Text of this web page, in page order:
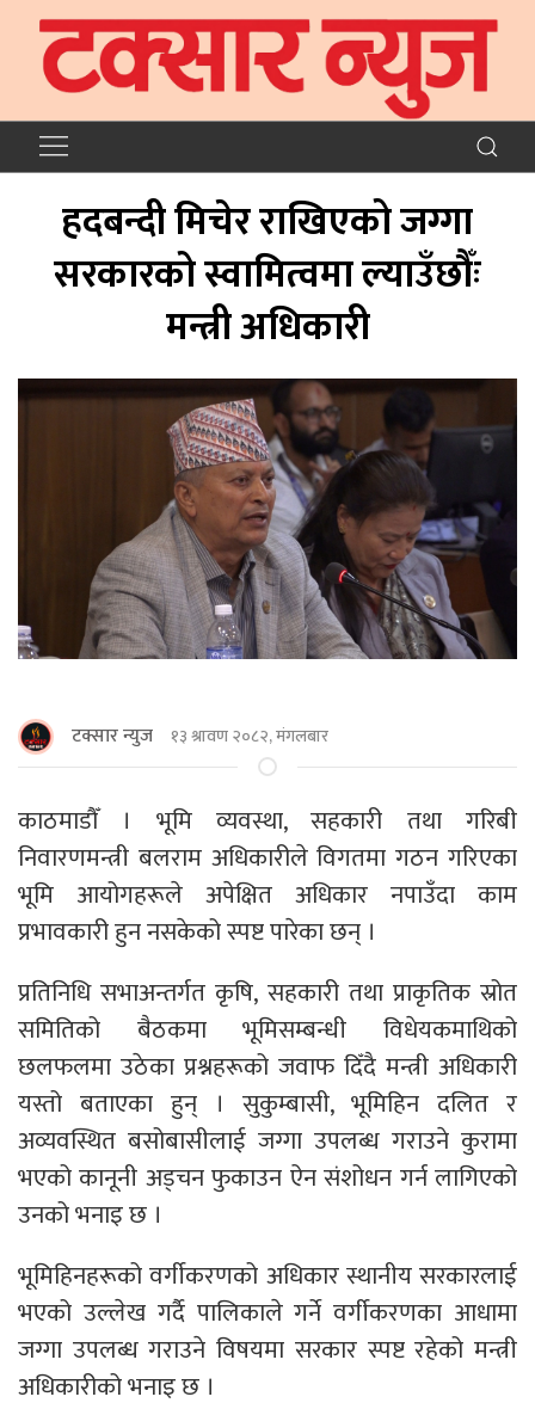
हदबन्दी मिचेर राखिएको जग्गा
सरकारको स्वामित्वमा ल्याउँछौँः
मन्त्री अधिकारी
टक्सार न्युज १३ श्रावण २०८२, मंगलबार
काठमाडाैँ । भूमि व्यवस्था, सहकारी तथा गरिबी
निवारणमन्त्री बलराम अधिकारीले विगतमा गठन गरिएका
भूमि आयोगहरूले अपेक्षित अधिकार नपाउँदा काम
प्रभावकारी हुन नसकेको स्पष्ट पारेका छन् ।
प्रतिनिधि सभाअन्तर्गत कृषि, सहकारी तथा प्राकृतिक स्रोत
समितिको बैठकमा भूमिसम्बन्धी विधेयकमाथिको
छलफलमा उठेका प्रश्नहरूको जवाफ दिँदै मन्त्री अधिकारी
यस्तो बताएका हुन् । सुकुम्बासी, भूमिहिन दलित र
अव्यवस्थित बसोबासीलाई जग्गा उपलब्ध गराउने कुरामा
भएको कानूनी अड्चन फुकाउन ऐन संशोधन गर्न लागिएको
उनको भनाइ छ ।
भूमिहिनहरूको वर्गीकरणको अधिकार स्थानीय सरकारलाई
भएको उल्लेख गर्दै पालिकाले गर्ने वर्गीकरणका आधामा
जग्गा उपलब्ध गराउने विषयमा सरकार स्पष्ट रहेको मन्त्री
अधिकारीको भनाइ छ ।